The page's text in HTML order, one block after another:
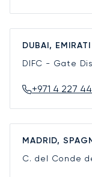
DUBAI,
DIFC - Gate
+971 4 227
MADRID,
C. del Conde